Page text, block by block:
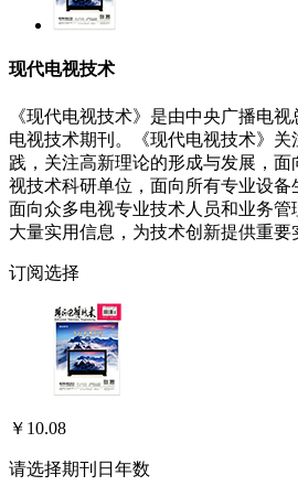
现代电视技术
《现代电视技术》是由中央广播电
电视技术期刊。《现代电视技术》
践，关注高新理论的形成与发展，
视技术科研单位，面向所有专业设备
面向众多电视专业技术人员和业务
大量实用信息，为技术创新提供重要
订阅选择
￥10.08
请选择期刊日 年数